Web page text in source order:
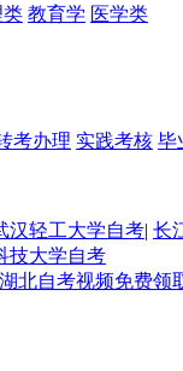
类 教育学 医学类
考办理 实践考核 毕
汉轻工大学自考| 长
技大学自考